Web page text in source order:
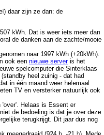
daar zijn ze dan: de
kWh. Dat is weer iets meer dan
de danken aan de zachte/mooie
naar 1997 kWh (+20kWh).
ook een nieuwe serveris het
spelcomputer die Sinterklaas
heel zuinig - dat had
in één maand weer helemaal
TV en versterker natuurlijk ook
'over'. Helaas is Essent er
de bedoeling is dat je over deze
terugkrijgt. Dit jaar dus nog